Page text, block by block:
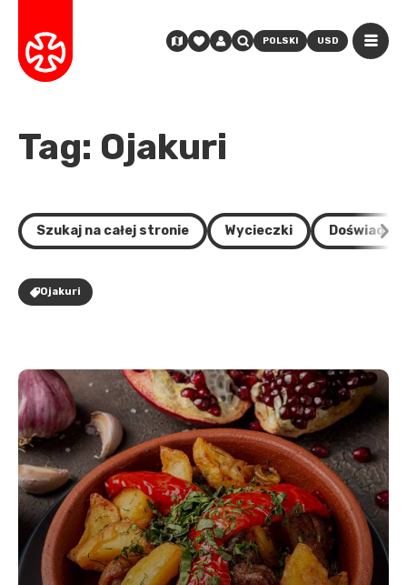
POLSKI USD
Tag: Ojakuri
Szukaj na całej stronie Wycieczki
Ojakuri